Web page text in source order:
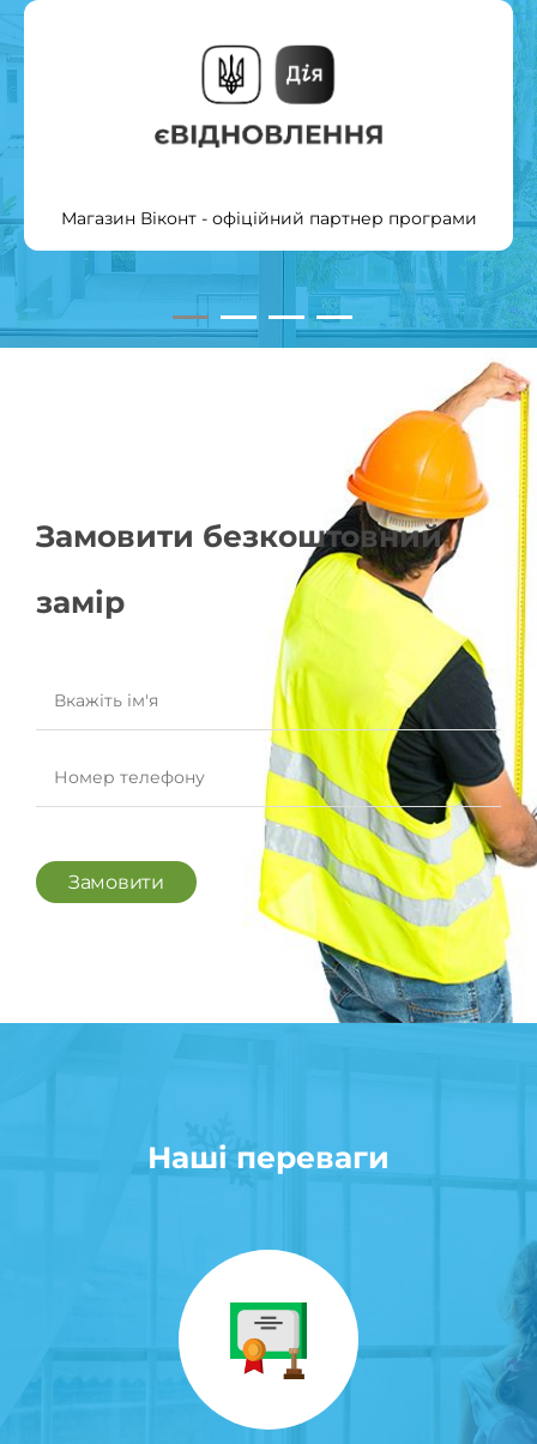
Магазин Віконт - офіційний партнер програми
Замовити безкоштовний
замір
Замовити
Наші переваги